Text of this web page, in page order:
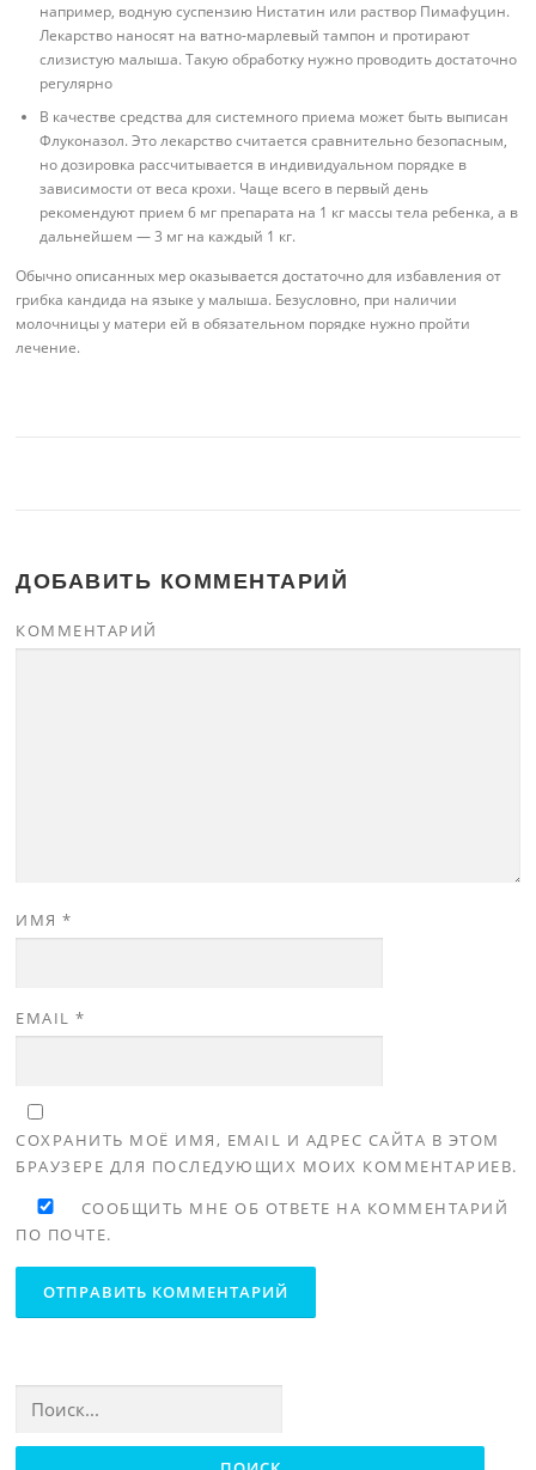
например, водную суспензию Нистатин или раствор Пимафуцин.
Лекарство наносят на ватно-марлевый тампон и протирают
слизистую малыша. Такую обработку нужно проводить достаточно
регулярно
В качестве средства для системного приема может быть выписан
Флуконазол. Это лекарство считается сравнительно безопасным,
но дозировка рассчитывается в индивидуальном порядке в
зависимости от веса крохи. Чаще всего в первый день
рекомендуют прием 6 мг препарата на 1 кг массы тела ребенка, а в
дальнейшем — 3 мг на каждый 1 кг.
Обычно описанных мер оказывается достаточно для избавления от
грибка кандида на языке у малыша. Безусловно, при наличии
молочницы у матери ей в обязательном порядке нужно пройти
лечение.
ДОБАВИТЬ КОММЕНТАРИЙ
КОММЕНТАРИЙ
ИМЯ*
EMAIL*
СОХРАНИТЬ МОЁ ИМЯ, EMAIL И АДРЕС САЙТА В ЭТОМ
БРАУЗЕРЕ ДЛЯ ПОСЛЕДУЮЩИХ МОИХ КОММЕНТАРИЕВ.
СООБЩИТЬ МНЕ ОБ ОТВЕТЕ НА КОММЕНТАРИЙ
ПО ПОЧТЕ.